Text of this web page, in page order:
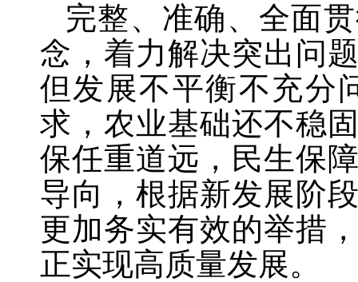
完整、准确、全面
念，着力解决突出问
但发展不平衡不充分
求，农业基础还不稳
保任重道远，民生保
导向，根据新发展阶
更加务实有效的举措
正实现高质量发展。